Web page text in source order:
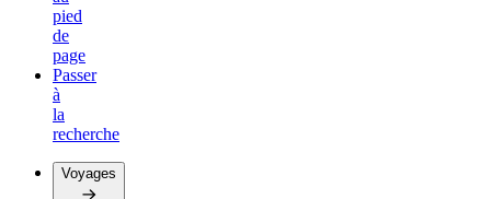
pied
de
page
Passer
à
la
recherche
Voyages